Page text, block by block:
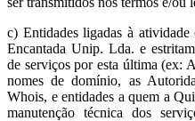
c) Entidades ligadas à
Encantada Unip. Lda. e
de serviços por esta última (ex:
nomes de domínio, as
Whois, e entidades a quem a
manutenção técnica dos